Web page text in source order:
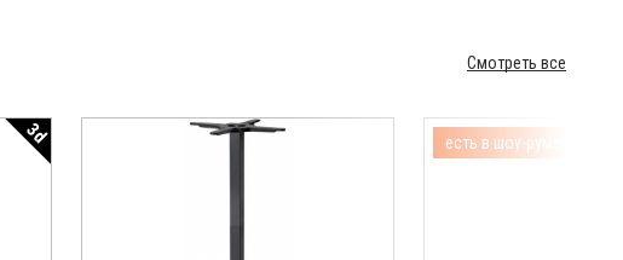
Смотреть все
3d есть в шоу-руме